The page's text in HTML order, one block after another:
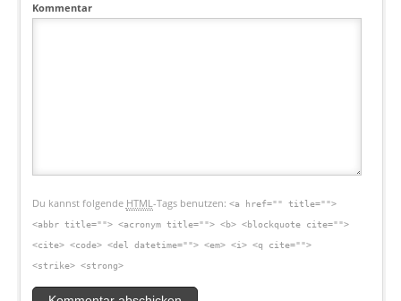
Kommentar
Du kannst folgende HTML -Tags benutzen: <a href="" title="">
<abbr title=""> <acronym title=""> <b> <blockquote cite="">
<cite> <code> <del datetime=""> <em> <i> <q cite="">
<strike> <strong>